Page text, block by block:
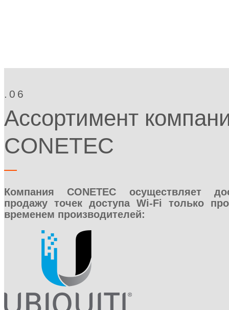
.06
Ассортимент
CONETEC
Компания CONETEC осуществляет
продажу точек доступа Wi-Fi только
временем производителей: